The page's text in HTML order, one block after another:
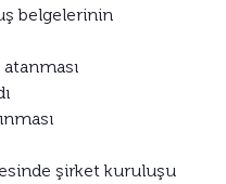
belgelerinin
şirket kuruluşu